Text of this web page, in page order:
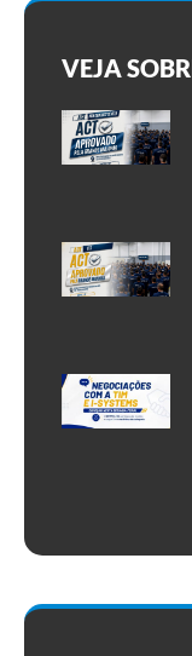
VEJA